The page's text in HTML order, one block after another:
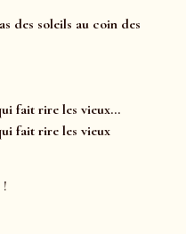
des soleils au coin des
fait rire les vieux…
fait rire les vieux
!